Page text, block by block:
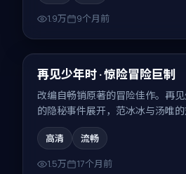
1.9万
9个月前
最新
再见少年时 · 惊险冒险巨制
改编自畅销原著的冒险佳作。再
的隐秘事件展开，范冰冰与汤唯
险巨制的代表场面。
高清
流畅
1.5万
17个月前